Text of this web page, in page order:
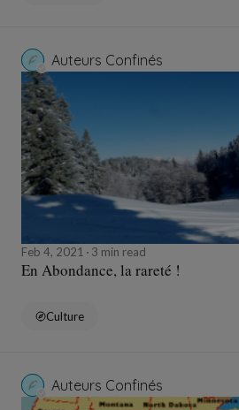
Auteurs Confinés
Feb 4, 2021 3 min read
En Abondance, la rareté !
Culture
Auteurs Confinés